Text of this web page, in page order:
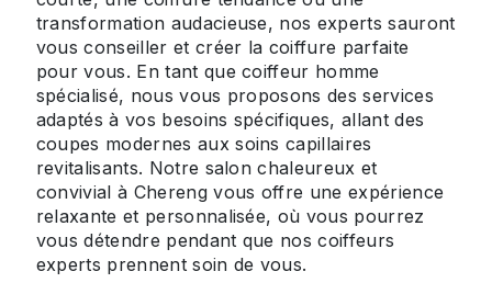
transformation audacieuse, nos experts sauront
vous conseiller et créer la coiffure parfaite
pour vous. En tant que coiffeur homme
spécialisé, nous vous proposons des services
adaptés à vos besoins spécifiques, allant des
coupes modernes aux soins capillaires
revitalisants. Notre salon chaleureux et
convivial à Chereng vous offre une expérience
relaxante et personnalisée, où vous pourrez
vous détendre pendant que nos coiffeurs
experts prennent soin de vous.